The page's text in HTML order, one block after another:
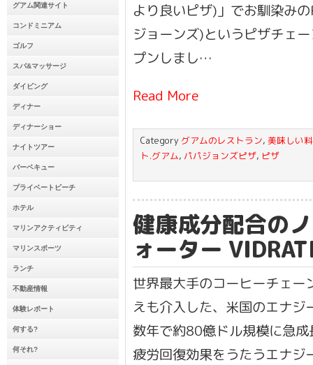
グアム関連サイト
コンドミニアム
ゴルフ
スパ&マッサージ
ダイビング
ディナー
ディナーショー
ナイトツアー
バーベキュー
プライベートビーチ
ホテル
マリンアクティビティ
マリンスポーツ
ランチ
不動産情報
体験レポート
何する?
何それ?
より良いピザ)」でお馴染み
ジョーンズ)というピザチェ
プンしまし…
Read More
Category グアムのレストラン, 美味しい
ト.グアム, パパジョンズピザ, ピザ
健康成分配合の
ォーター
世界最大手のコーヒーチェー
えも介入した、米国のエナジ
数年で約80億ドル規模に急
疲労回復効果をうたうエナジ